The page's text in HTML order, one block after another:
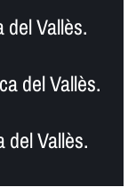
Vallès.
del Vallès.
del Vallès.